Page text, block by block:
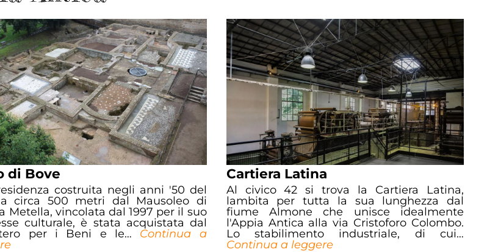
di Bove
costruita negli anni '50 del
circa 500 metri dal Mausoleo di
Metella, vincolata dal 1997 per il suo
culturale, è stata acquistata dal
per i Beni e le… Continua a
Cartiera Latina
Al civico 42 si trova la Cartiera Latina,
lambita per tutta la sua lunghezza dal
fiume Almone che unisce idealmente
l'Appia Antica alla via Cristoforo Colombo.
Lo stabilimento industriale, di cui…
Continua a leggere